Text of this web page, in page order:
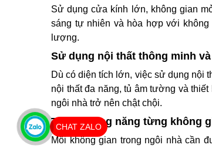
Sử dụng cửa kính lớn, không gian
sáng tự nhiên và hòa hợp với không
lượng.
Sử dụng nội thất thông minh
Dù có diện tích lớn, việc sử dụng nội
nội thất đa năng, tủ âm tường và
ngôi nhà trở nên chật chội.
Tối ưu công năng từng không
Mỗi không gian trong ngôi nhà cần
CHAT ZALO